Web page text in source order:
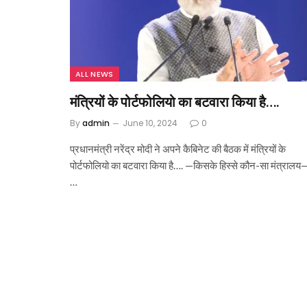
ALL NEWS
मंत्रियों के पोर्टफोलियो का बटवारा किया है….
Byadmin June 10, 2024 0
प्रधानमंत्री नरेंद्र मोदी ने अपने कैबिनेट की बैठक में मंत्रियों के
पोर्टफोलियो का बटवारा किया है…. —किसके हिस्से कौन-सा
…